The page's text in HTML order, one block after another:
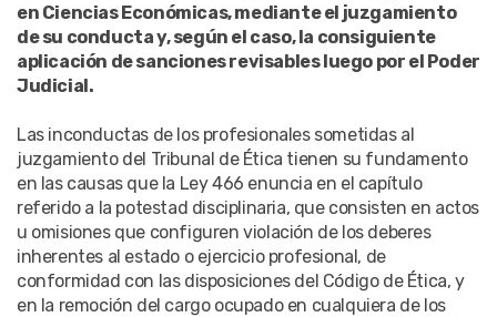
en Ciencias Económicas, mediante el juzgamiento
de su conducta y, según el caso, la consiguiente
aplicación de sanciones revisables luego por el Poder
Judicial.
Las inconductas de los profesionales sometidas al
juzgamiento del Tribunal de Ética tienen su fundamento
en las causas que la Ley 466 enuncia en el capítulo
referido a la potestad disciplinaria, que consisten en actos
u omisiones que configuren violación de los deberes
inherentes al estado o ejercicio profesional, de
conformidad con las disposiciones del Código de Ética, y
en la remoción del cargo ocupado en cualquiera de los